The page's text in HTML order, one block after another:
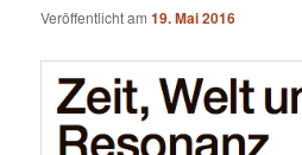
Veröffentlicht am19. Mai 2016